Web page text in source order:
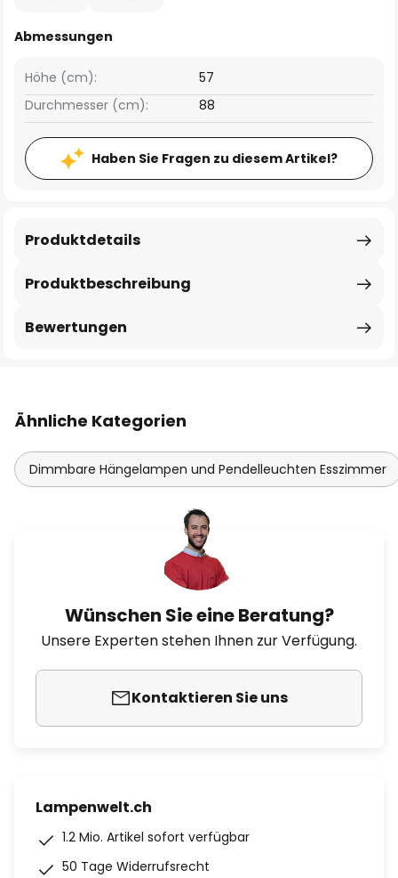
Abmessungen
Höhe (cm):
57
Durchmesser (cm):
88
Haben Sie Fragen zu diesem Artikel?
Produktbeschreibung
Produktdetails
Bewertungen
Ähnliche Kategorien
Dimmbare Hängelampen und Pendelleuchten Esszimmer
Wünschen Sie eine Beratung?
Unsere Experten stehen Ihnen zur Verfügung.
Kontaktieren Sie uns
Lampenwelt.ch
1.2 Mio. Artikel sofort verfügbar
50 Tage Widerrufsrecht